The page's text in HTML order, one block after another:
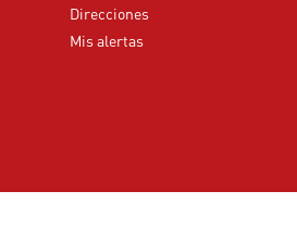
Direcciones
Mis alertas